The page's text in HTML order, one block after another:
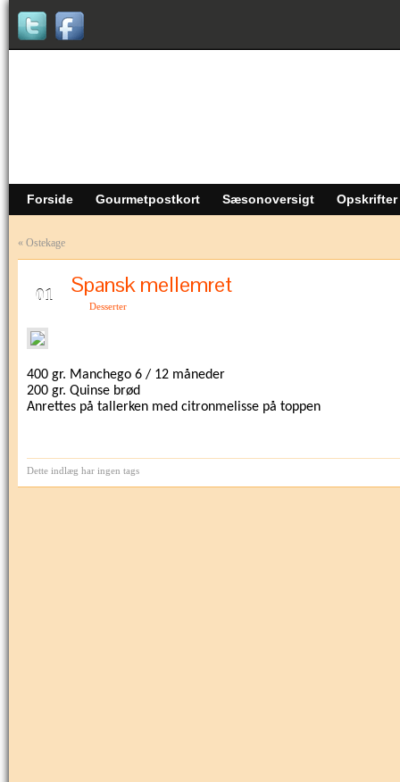
Forside Gourmetpostkort Sæsonoversigt Opskrifter
« Ostekage
01 Spansk mellemret
Desserter
400 gr. Manchego 6 / 12 måneder
200 gr. Quinse brød
Anrettes på tallerken med citronmelisse på toppen
Dette indlæg har ingen tags